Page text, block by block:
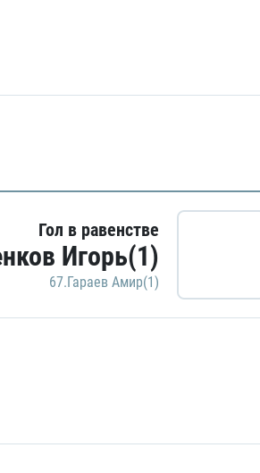
Гол в равенстве
Игорь(1)
67.Гараев Амир(1)